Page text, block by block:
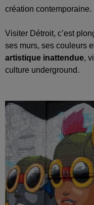
création contemporaine.
Visiter Détroit, c’est
ses murs, ses couleurs
artistique inattendue,
culture underground.